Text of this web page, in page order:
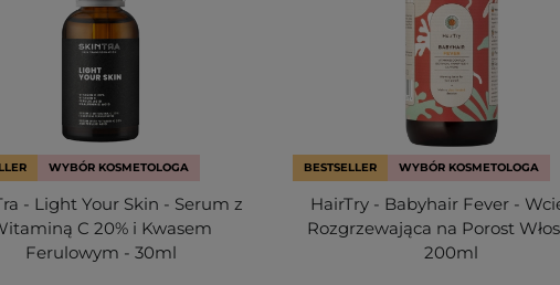
WYBÓR KOSMETOLOGA
- Light Your Skin - Serum z
C 20% i Kwasem
Ferulowym - 30ml
BESTSELLER WYBÓR KOSMETOLOGA
HairTry - Babyhair Fever -
Rozgrzewająca na Porost
200ml